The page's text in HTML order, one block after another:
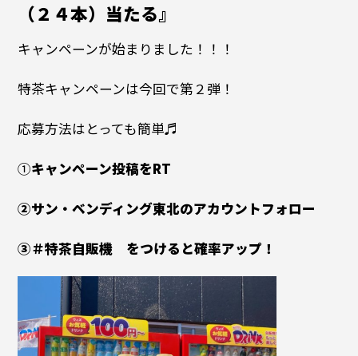
（２４本）当たる』
キャンペーンが始まりました！！！
特茶キャンペーンは今回で第２弾！
応募方法はとっても簡単♬
①キャンペーン投稿をRT
②サン・ベンディング東北のアカウントフォロー
③＃特茶自販機 をつけると確率アップ！